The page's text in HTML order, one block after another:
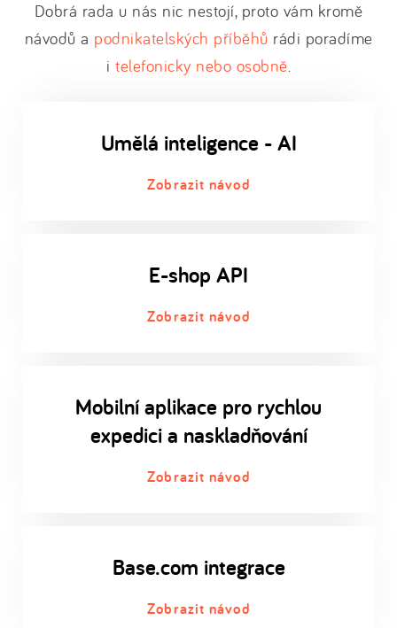
Dobrá rada u nás nic nestojí, proto vám kromě
návodů a podnikatelských příběhů rádi poradíme
i telefonicky nebo osobně
Umělá inteligence - AI
Zobrazit návod
E-shop API
Zobrazit návod
Mobilní aplikace pro rychlou
expedici a naskladňování
Zobrazit návod
Base.com integrace
Zobrazit návod